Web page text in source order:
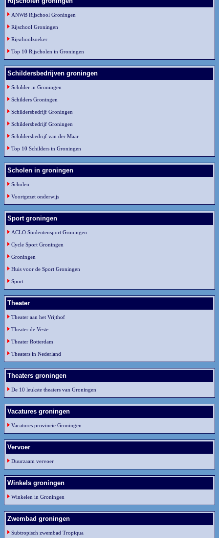
ANWB Rijschool Groningen
Rijschool Groningen
Rijschoolzoeker
Top 10 Rijscholen in Groningen
Schildersbedrijven groningen
Schilder in Groningen
Schilders Groningen
Schildersbedrijf Groningen
Schildersbedrijf Groningen
Schildersbedrijf van der Maar
Top 10 Schilders in Groningen
Scholen in groningen
Scholen
Voortgezet onderwijs
Sport groningen
ACLO Studentensport Groningen
Cycle Sport Groningen
Groningen
Huis voor de Sport Groningen
Sport
Theater
Theater aan het Vrijthof
Theater de Veste
Theater Rotterdam
Theaters in Nederland
Theaters groningen
De 10 leukste theaters van Groningen
Vacatures groningen
Vacatures provincie Groningen
Vervoer
Duurzaam vervoer
Winkels groningen
Winkelen in Groningen
Zwembad groningen
Subtropisch zwembad Tropiqua